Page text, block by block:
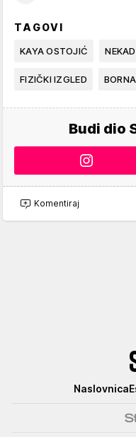
TAGOVI
KAYA OSTOJIĆ
FIZIČKI IZGLED
Budi dio
Komentiraj
Naslovnica